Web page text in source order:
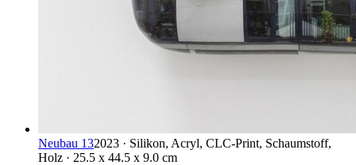
Neubau 132023 · Silikon, Acryl, CLC-Print, Schaumstoff,
Holz · 25.5 x 44.5 x 9.0 cm